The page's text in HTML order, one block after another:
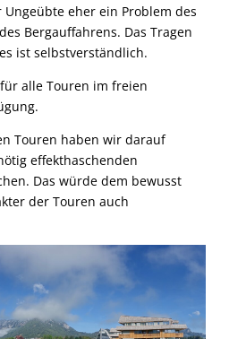
eher ein Problem des
Bergauffahrens. Das Tragen
ist selbstverständlich.
für alle Touren im freien
Touren haben wir darauf
effekthaschenden
Das würde dem bewusst
der Touren auch